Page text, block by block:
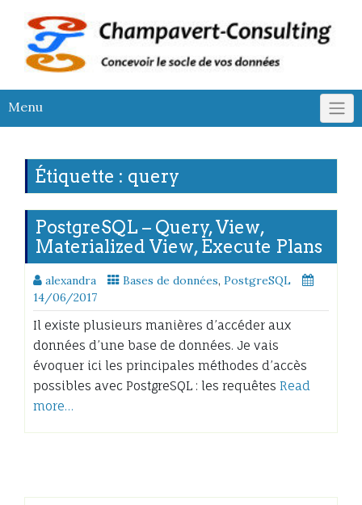
content
Menu
Étiquette : query
PostgreSQL – Query, View,
Materialized View, Execute Plans
alexandra Bases de données, PostgreSQL
14/06/2017
Il existe plusieurs manières d’accéder aux
données d’une base de données. Je vais
évoquer ici les principales méthodes d’accès
possibles avec PostgreSQL : les requêtes Read
more…